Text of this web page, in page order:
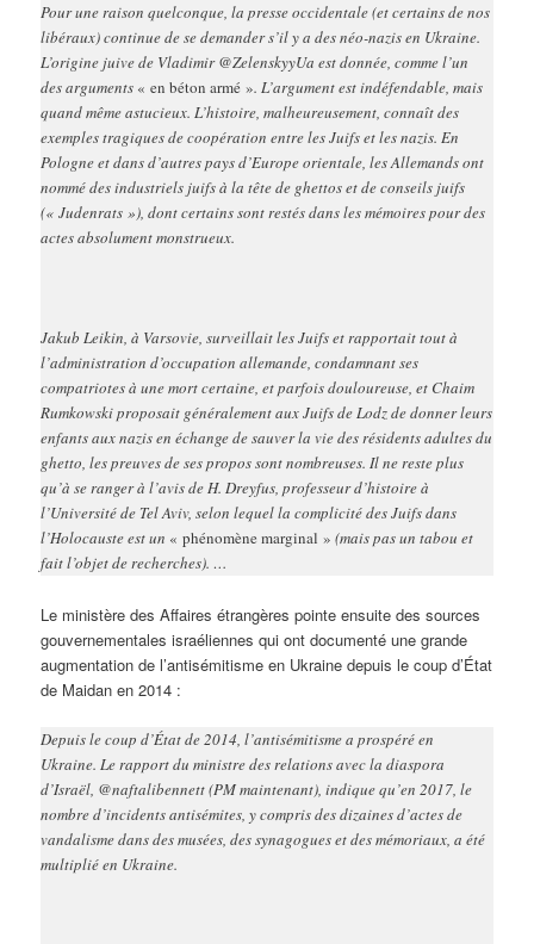
Pour une raison quelconque, la presse occidentale (et certains de nos
libéraux) continue de se demander s’il y a des néo-nazis en Ukraine.
L’origine juive de Vladimir @ZelenskyyUa est donnée, comme l’un
des arguments « en béton armé ». L’argument est indéfendable, mais
quand même astucieux. L’histoire, malheureusement, connaît des
exemples tragiques de coopération entre les Juifs et les nazis. En
Pologne et dans d’autres pays d’Europe orientale, les Allemands ont
nommé des industriels juifs à la tête de ghettos et de conseils juifs
(« Judenrats »), dont certains sont restés dans les mémoires pour des
actes absolument monstrueux.
Jakub Leikin, à Varsovie, surveillait les Juifs et rapportait tout à
l’administration d’occupation allemande, condamnant ses
compatriotes à une mort certaine, et parfois douloureuse, et Chaim
Rumkowski proposait généralement aux Juifs de Lodz de donner leurs
enfants aux nazis en échange de sauver la vie des résidents adultes du
ghetto, les preuves de ses propos sont nombreuses. Il ne reste plus
qu’à se ranger à l’avis de H. Dreyfus, professeur d’histoire à
l’Université de Tel Aviv, selon lequel la complicité des Juifs dans
l’Holocauste est un « phénomène marginal » (mais pas un tabou et
fait l’objet de recherches). …
Le ministère des Affaires étrangères pointe ensuite des sources
gouvernementales israéliennes qui ont documenté une grande
augmentation de l’antisémitisme en Ukraine depuis le coup d’État
de Maidan en 2014 :
Depuis le coup d’État de 2014, l’antisémitisme a prospéré en
Ukraine. Le rapport du ministre des relations avec la diaspora
d’Israël, @naftalibennett (PM maintenant), indique qu’en 2017, le
nombre d’incidents antisémites, y compris des dizaines d’actes de
vandalisme dans des musées, des synagogues et des mémoriaux, a été
multiplié en Ukraine.